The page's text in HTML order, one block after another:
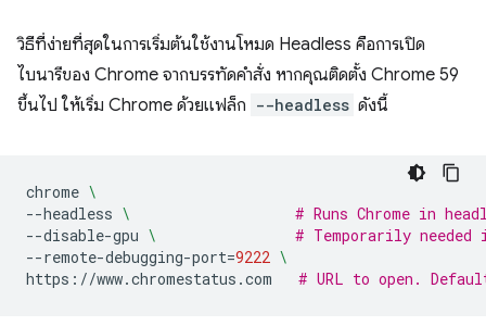
วิธีที่ง่ายที่สุดในการเริ่มต้นใช้งานโหมด Headless คือการเปิด
ไบนารีของ Chrome จากบรรทัดคำสั่ง หากคุณติดตั้ง Chrome 59
ขึ้นไป ให้เริ่ม Chrome ด้วยแฟล็ก --headless ดังนี้
chrome \
--headless \
# Runs Chrome in
--disable-gpu \
# Temporarily needed
--remote-debugging-port=9222 \
https://www.chromestatus.com
# URL to open.